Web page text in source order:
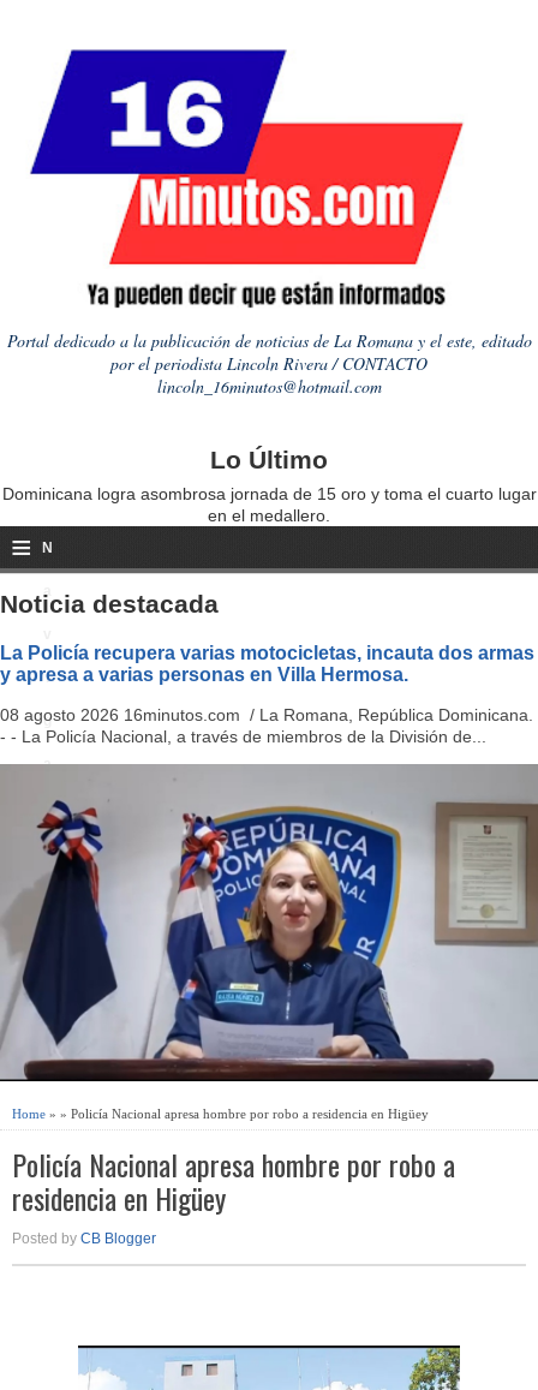
Portal dedicado a la publicación de noticias de La Romana y el este, editado
por el periodista Lincoln Rivera / CONTACTO
lincoln_16minutos@hotmail.com
Lo Último
Dominicana logra asombrosa jornada de 15 oro y toma el cuarto lugar
en el medallero.
≡ N
a
i
g
a
o
n
Noticia destacada
La Policía recupera varias motocicletas, incauta dos armas
y apresa a varias personas en Villa Hermosa.
08 agosto 2026 16minutos.com / La Romana, República Dominicana.
- - La Policía Nacional, a través de miembros de la División de...
Home » » Policía Nacional apresa hombre por robo a residencia en Higüey
Policía Nacional apresa hombre por robo a
residencia en Higüey
Posted by CB Blogger